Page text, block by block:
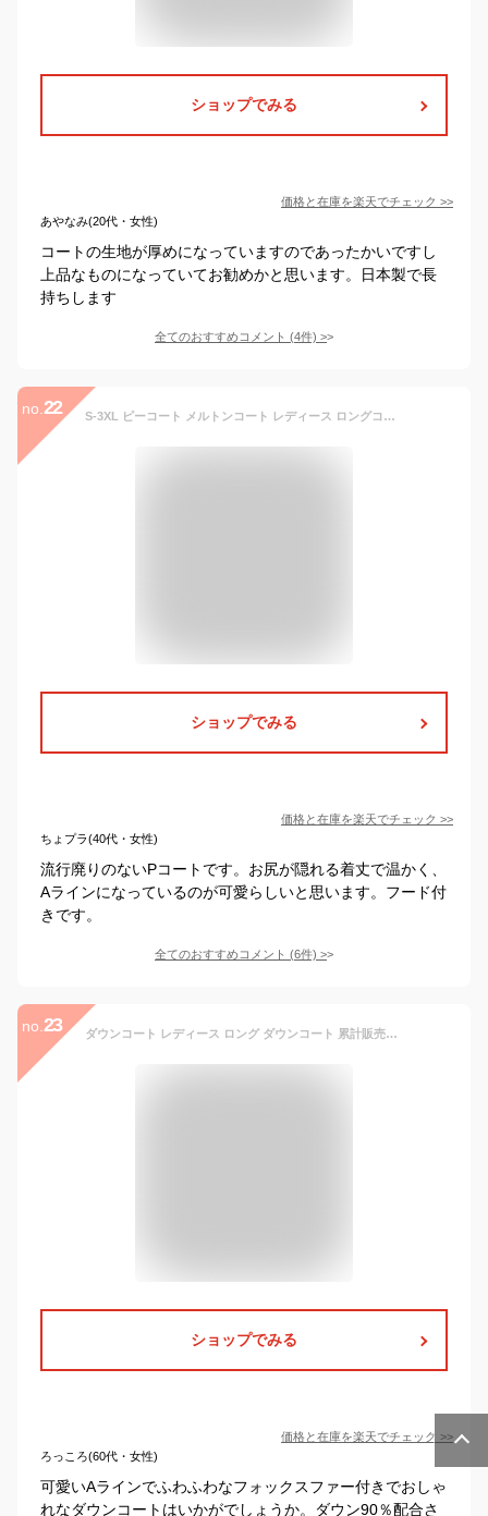
ショップでみる
価格と在庫を楽天でチェック >>
あやなみ(20代・女性)
コートの生地が厚めになっていますのであったかいですし
上品なものになっていてお勧めかと思います。日本製で長
持ちします
全てのおすすめコメント (4件) >
no. 22 S-3XL ピーコート メルトンコート レディース ロングコート 中綿コート Aライン フード付 ダブルボタン 大きいサイズ アウター トップス オフィス 秋冬 グレー ブラック S M L XL 2XL 3XL 4XL 5XL
ショップでみる
価格と在庫を楽天でチェック >>
ちょプラ(40代・女性)
流行廃りのないPコートです。お尻が隠れる着丈で温かく、
Aラインになっているのが可愛らしいと思います。フード付
きです。
全てのおすすめコメント (6件) >
no. 23 ダウンコート レディース ロング ダウンコート 累計販売12000着 ウエストシェイプ ダウン 90％ 今期物 ふんわり広がるAライン 高級ダウンコート S M L LL 3L 本物フォックスファー 黒 オフホワイト ピンクベージュ パープル 送料無料 即納 即日発送
ショップでみる
価格と在庫を楽天でチェック >>
ろっころ(60代・女性)
可愛いAラインでふわふわなフォックスファー付きでおしゃ
れなダウンコートはいかがでしょうか。ダウン90％配合さ